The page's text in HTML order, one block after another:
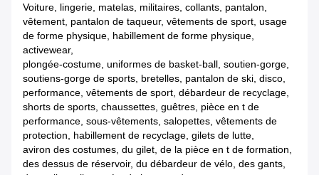
Voiture, lingerie, matelas, militaires, collants, pantalon,
vêtement, pantalon de taqueur, vêtements de sport, usage
de forme physique, habillement de forme physique,
activewear,
plongée-costume, uniformes de basket-ball, soutien-gorge,
soutiens-gorge de sports, bretelles, pantalon de ski, disco,
performance, vêtements de sport, débardeur de recyclage,
shorts de sports, chaussettes, guêtres, pièce en t de
performance, sous-vêtements, salopettes, vêtements de
protection, habillement de recyclage, gilets de lutte,
aviron des costumes, du gilet, de la pièce en t de formation,
des dessus de réservoir, du débardeur de vélo, des gants,